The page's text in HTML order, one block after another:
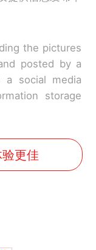
the pictures
posted by a
a social media
storage
更佳